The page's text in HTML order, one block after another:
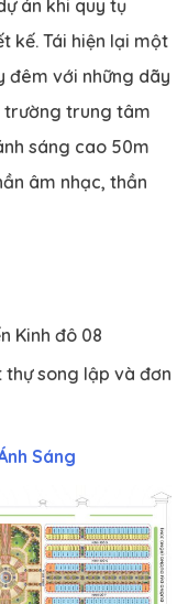
án khi quy tụ
kế. Tái hiện lại một
đêm với những dãy
trường trung tâm
sáng cao 50m
âm nhạc, thần
Kinh đô 08
thự song lập và đơn
Sáng